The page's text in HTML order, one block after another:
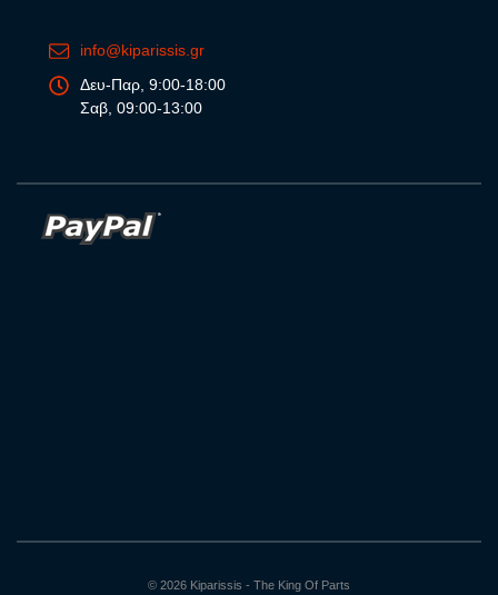
info@kiparissis.gr
Δευ-Παρ, 9:00-18:00
Σαβ, 09:00-13:00
© 2026 Kiparissis - The King Of Parts